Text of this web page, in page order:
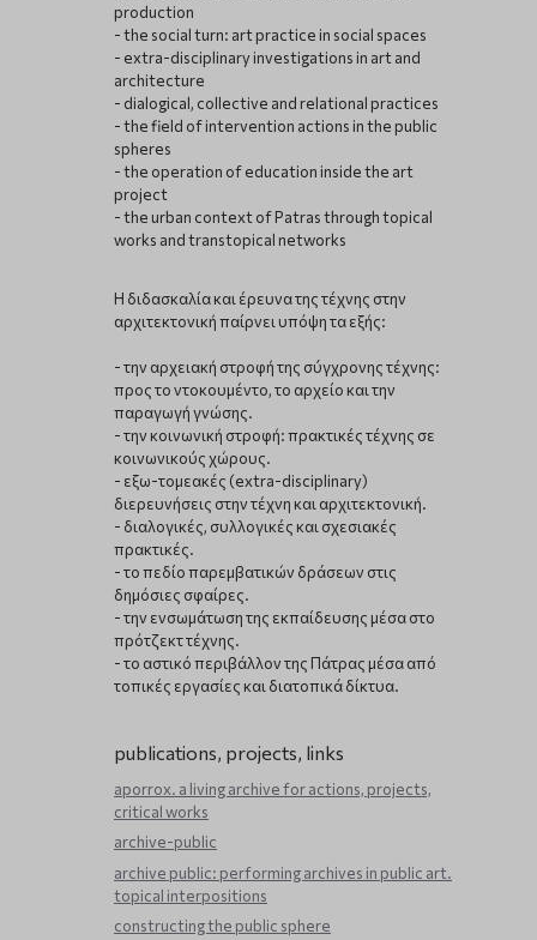
production
- the social turn: art practice in social spaces
- extra-disciplinary investigations in art and
architecture
- dialogical, collective and relational practices
- the field of intervention actions in the public
spheres
- the operation of education inside the art
project
- the urban context of Patras through topical
works and transtopical networks
Η διδασκαλία και έρευνα της τέχνης στην
αρχιτεκτονική παίρνει υπόψη τα εξής:
- την αρχειακή στροφή της σύγχρονης τέχνης:
προς το ντοκουμέντο, το αρχείο και την
παραγωγή γνώσης.
- την κοινωνική στροφή: πρακτικές τέχνης σε
κοινωνικούς χώρους.
- εξω-τομεακές (extra-disciplinary)
διερευνήσεις στην τέχνη και αρχιτεκτονική.
- διαλογικές, συλλογικές και σχεσιακές
πρακτικές.
- το πεδίο παρεμβατικών δράσεων στις
δημόσιες σφαίρες.
- την ενσωμάτωση της εκπαίδευσης μέσα στο
πρότζεκτ τέχνης.
- το αστικό περιβάλλον της Πάτρας μέσα από
τοπικές εργασίες και διατοπικά δίκτυα.
publications, projects, links
aporrox. a living archive for actions, projects,
critical works
archive-public
archive public: performing archives in public art.
topical interpositions
constructing the public sphere